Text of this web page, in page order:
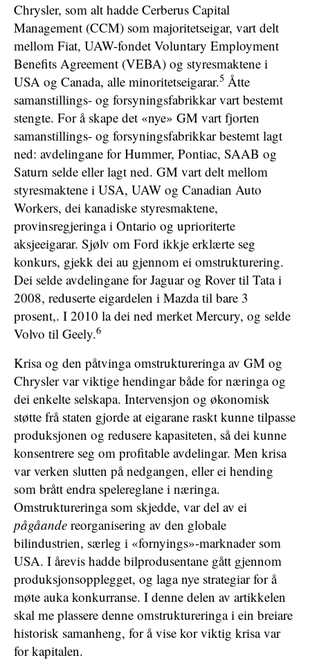
Chrysler, som alt hadde Cerberus Capital
Management (CCM) som majoritetseigar, vart delt
mellom Fiat, UAW-fondet Voluntary Employment
Benefits Agreement (VEBA) og styresmaktene i
USA og Canada, alle minoritetseigarar.5 Åtte
samanstillings- og forsyningsfabrikkar vart bestemt
stengte. For å skape det «nye» GM vart fjorten
samanstillings- og forsyningsfabrikkar bestemt lagt
ned: avdelingane for Hummer, Pontiac, SAAB og
Saturn selde eller lagt ned. GM vart delt mellom
styresmaktene i USA, UAW og Canadian Auto
Workers, dei kanadiske styresmaktene,
provinsregjeringa i Ontario og uprioriterte
aksjeeigarar. Sjølv om Ford ikkje erklærte seg
konkurs, gjekk dei au gjennom ei omstrukturering.
Dei selde avdelingane for Jaguar og Rover til Tata i
2008, reduserte eigardelen i Mazda til bare 3
prosent,. I 2010 la dei ned merket Mercury, og selde
Volvo til Geely.6
Krisa og den påtvinga omstruktureringa av GM og
Chrysler var viktige hendingar både for næringa og
dei enkelte selskapa. Intervensjon og økonomisk
støtte frå staten gjorde at eigarane raskt kunne tilpasse
produksjonen og redusere kapasiteten, så dei kunne
konsentrere seg om profitable avdelingar. Men krisa
var verken slutten på nedgangen, eller ei hending
som brått endra spelereglane i næringa.
Omstruktureringa som skjedde, var del av ei
pågåande reorganisering av den globale
bilindustrien, særleg i «fornyings»-marknader som
USA. I årevis hadde bilprodusentane gått gjennom
produksjonsopplegget, og laga nye strategiar for å
møte auka konkurranse. I denne delen av artikkelen
skal me plassere denne omstruktureringa i ein breiare
historisk samanheng, for å vise kor viktig krisa var
for kapitalen.